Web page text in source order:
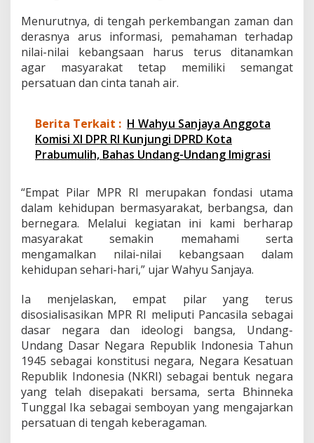
e
r
u
a
w
a
s
a
e
b
a
n
g
s
a
n
Menurutnya, di tengah perkembangan zaman dan
derasnya arus informasi, pemahaman terhadap
nilai-nilai kebangsaan harus terus ditanamkan
agar masyarakat tetap memiliki semangat
persatuan dan cinta tanah air.
Berita Terkait : H Wahyu Sanjaya Anggota
Komisi XI DPR RI Kunjungi DPRD Kota
Prabumulih, Bahas Undang-Undang Imigrasi
“Empat Pilar MPR RI merupakan fondasi utama
dalam kehidupan bermasyarakat, berbangsa, dan
bernegara. Melalui kegiatan ini kami berharap
masyarakat semakin memahami serta
mengamalkan nilai-nilai kebangsaan dalam
kehidupan sehari-hari,” ujar Wahyu Sanjaya.
Ia menjelaskan, empat pilar yang terus
disosialisasikan MPR RI meliputi Pancasila sebagai
dasar negara dan ideologi bangsa, Undang-
Undang Dasar Negara Republik Indonesia Tahun
1945 sebagai konstitusi negara, Negara Kesatuan
Republik Indonesia (NKRI) sebagai bentuk negara
yang telah disepakati bersama, serta Bhinneka
Tunggal Ika sebagai semboyan yang mengajarkan
persatuan di tengah keberagaman.